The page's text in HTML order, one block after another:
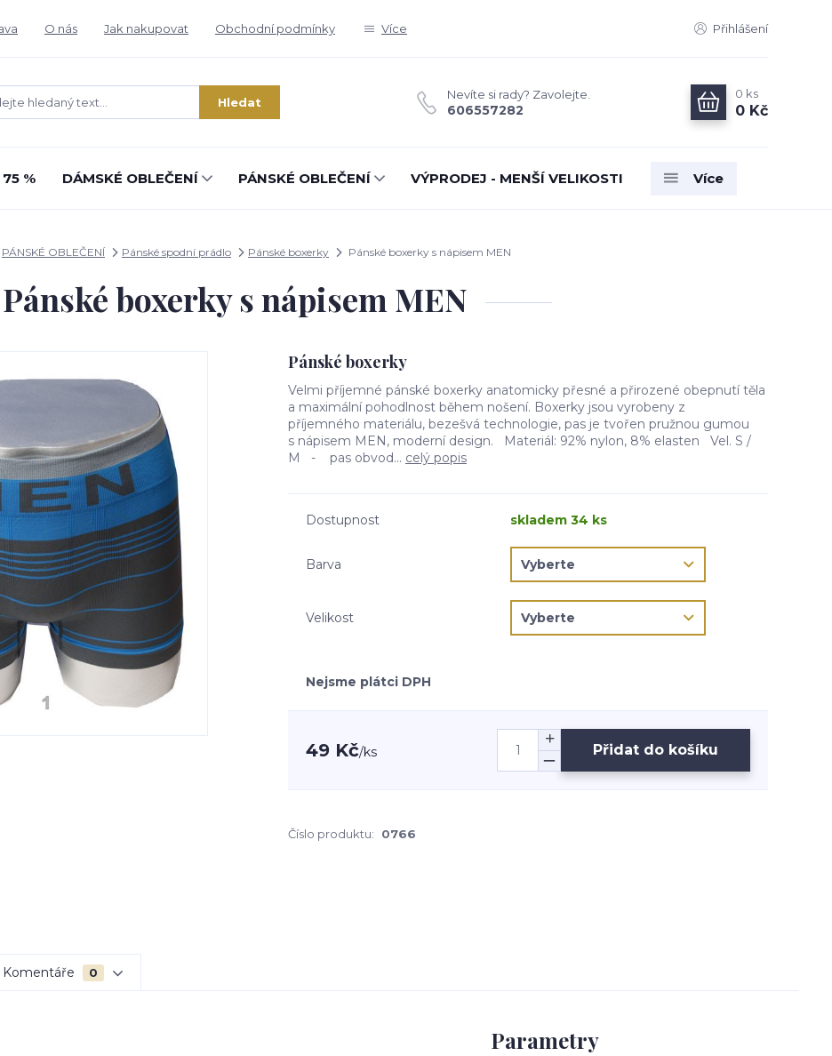
O nás Jak nakupovat Obchodní podmínky Více Přihlášení
Hledat
Nevíte si rady? Zavolejte.
606557282
0 ks
0 Kč
% DÁMSKÉ OBLEČENÍ PÁNSKÉ OBLEČENÍ VÝPRODEJ - MENŠÍ VELIKOSTI Více
PÁNSKÉ OBLEČENÍ Pánské spodní prádlo Pánské boxerky Pánské boxerky s nápisem MEN
Pánské boxerky s nápisem MEN
Pánské boxerky
Velmi příjemné pánské boxerky anatomicky přesné a přirozené obepnutí těla
a maximální pohodlnost během nošení. Boxerky jsou vyrobeny z
příjemného materiálu, bezešvá technologie, pas je tvořen pružnou gumou
s nápisem MEN, moderní design. Materiál: 92% nylon, 8% elasten Vel. S /
M - pas obvod... celý popis
Dostupnost skladem 34 ks
Barva
Velikost
Nejsme plátci DPH
49 Kč/ks Přidat do košíku
Číslo produktu: 0766
Komentáře 0
Parametry